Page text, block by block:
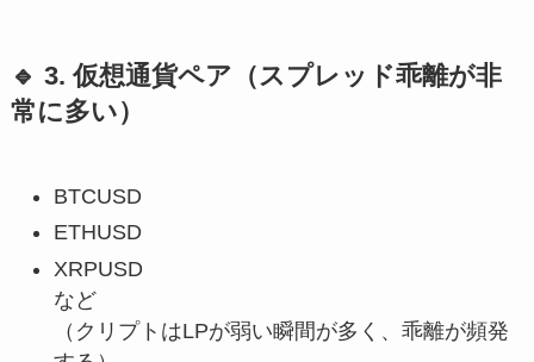
🔹 3. 仮想通貨ペア（スプレッド乖離が非
常に多い）
BTCUSD
ETHUSD
XRPUSD
など
（クリプトはLPが弱い瞬間が多く、乖離が頻発